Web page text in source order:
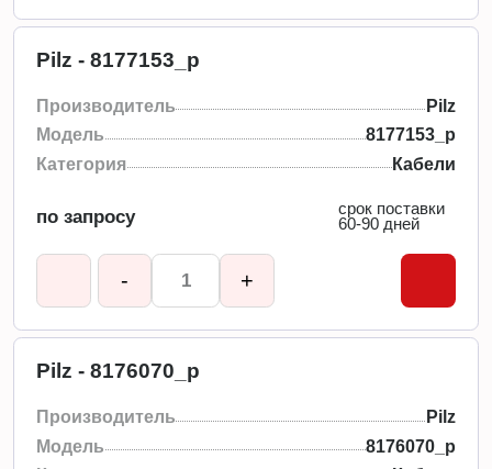
Pilz - 8177153_p
Производитель
Pilz
Модель
8177153_p
Категория
Кабели
по запросу
срок поставки
60-90 дней
- +
Pilz - 8176070_p
Производитель
Pilz
Модель
8176070_p